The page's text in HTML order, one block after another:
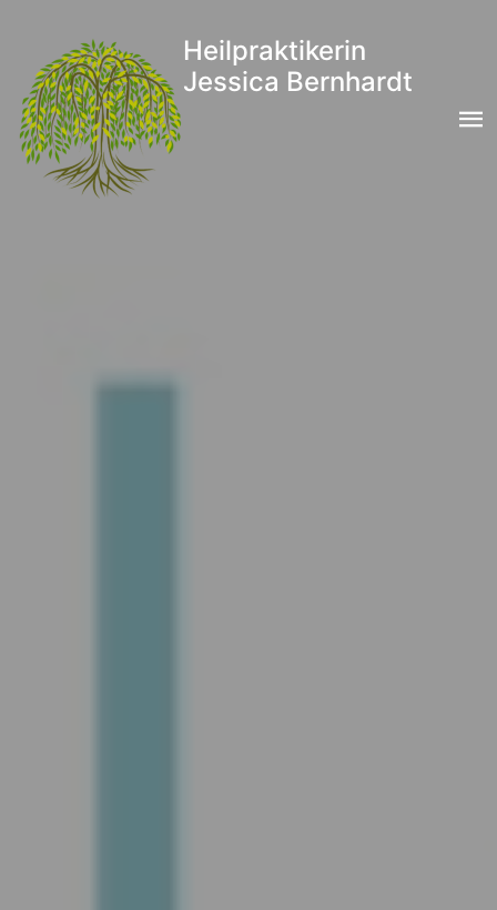
Heilpraktikerin
Jessica Bernhardt